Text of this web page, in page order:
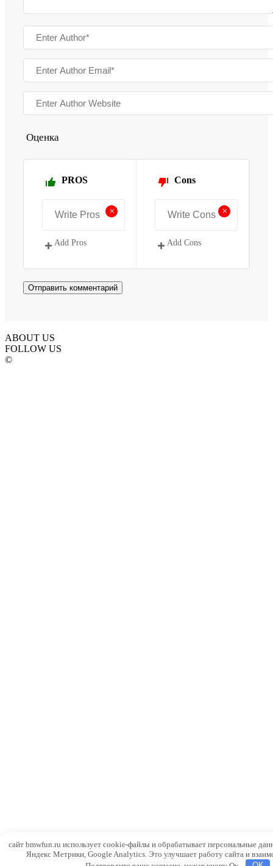
Оценка
PROS
+
Add Pros
Cons
+
Add Cons
ABOUT US
FOLLOW US
©
сайт bmwfun.ru использует cookie-файлы и обрабатывает персональные
Яндекс Метрики, Google Analytics. Это улучшает работу сайта и